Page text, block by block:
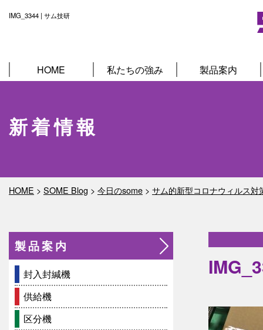
IMG_3344 | サム技研
HOME 私たちの強み 製品案内
新着情報
HOME > SOME Blog > 今日のsome > サム的新型コロナウィルス対
製品案内
封入封緘機
供給機
区分機